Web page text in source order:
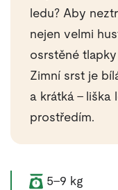
ledu? Aby
nejen velmi
osrstěné
Zimní srst je
a krátká – liška
prostředím.
Váha zvířete:
5–9 kg